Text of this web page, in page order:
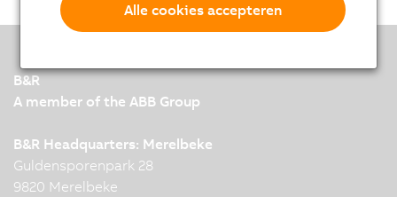
B&R
A member of the ABB Group
B&R Headquarters: Merelbeke
Guldensporenpark 28
9820 Merelbeke
Alle cookies accepteren